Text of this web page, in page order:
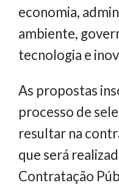
economia,
ambiente,
tecnologia e
As propostas
processo de
resultar na
que será
Contratação